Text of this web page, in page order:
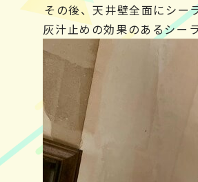
その後、天井壁全面にシー
灰汁止めの効果のあるシー